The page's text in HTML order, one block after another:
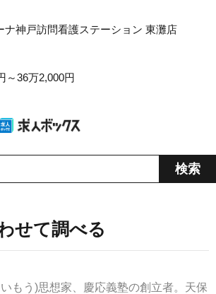
ナ神戸訪問看護ステーション 東灘店
～36万2,000円
せて調べる
もう)思想家、慶応義塾の創立者。天保